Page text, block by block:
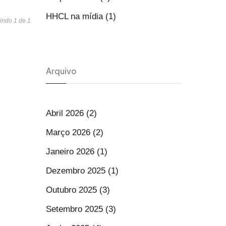
1 de 1
HHCL na mídia (1)
Arquivo
Abril 2026 (2)
Março 2026 (2)
Janeiro 2026 (1)
Dezembro 2025 (1)
Outubro 2025 (3)
Setembro 2025 (3)